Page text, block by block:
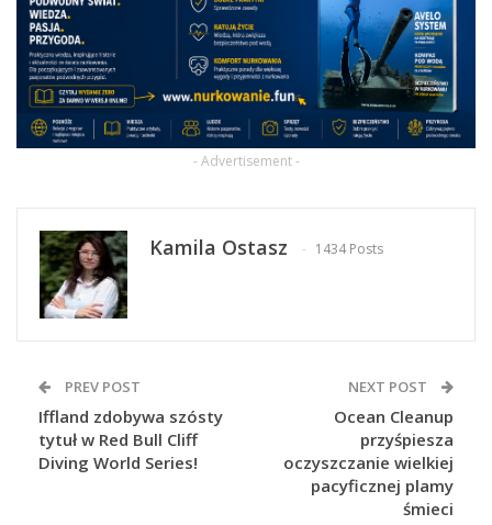
- Advertisement -
Kamila Ostasz 1434 Posts
PREV POST
Iffland zdobywa szósty
tytuł w Red Bull Cliff
Diving World Series!
NEXT POST
Ocean Cleanup
przyśpiesza
oczyszczanie wielkiej
pacyficznej plamy
śmieci